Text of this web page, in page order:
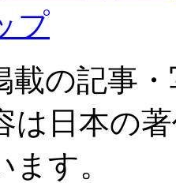
プ
載の記事
は日本の
す。